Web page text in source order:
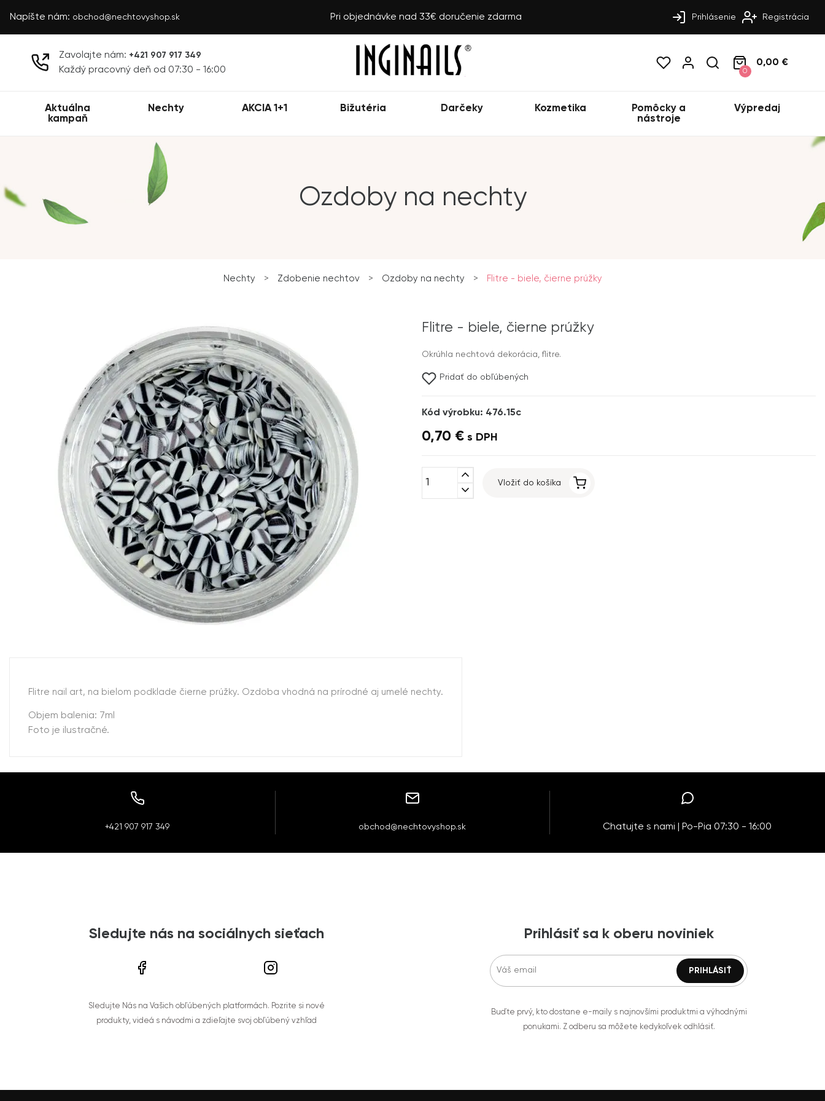
Napíšte nám: obchod@nechtovyshop.sk Pri objednávke nad 33€ doručenie zdarma Prihlásenie Registrácia
Zavolajte nám: +421 907 917 349
Každý pracovný deň od 07:30 - 16:00 0
0,00 €
Aktuálna
kampaň
Nechty AKCIA 1+1 Bižutéria Darčeky Kozmetika
Pomôcky a
nástroje
Výpredaj
Ozdoby na nechty
Nechty > Zdobenie nechtov > Ozdoby na nechty > Flitre - biele, čierne prúžky
Flitre - biele, čierne prúžky
Okrúhla nechtová dekorácia, flitre.
Pridať do obľúbených
Kód výrobku: 476.15c
0,70 € s DPH
expand_less
expand_more
Vložiť do košíka
Flitre nail art, na bielom podklade čierne prúžky. Ozdoba vhodná na prírodné aj umelé nechty.
Objem balenia: 7ml
Foto je ilustračné.
+421 907 917 349 obchod@nechtovyshop.sk Chatujte s nami | Po-Pia 07:30 - 16:00
Sledujte nás na sociálnych sieťach
Sledujte Nás na Vašich obľúbených platformách. Pozrite si nové
produkty, videá s návodmi a zdieľajte svoj obľúbený vzhľad
Prihlásiť sa k oberu noviniek
Buďte prvý, kto dostane e-maily s najnovšími produktmi a výhodnými
ponukami. Z odberu sa môžete kedykoľvek odhlásiť.